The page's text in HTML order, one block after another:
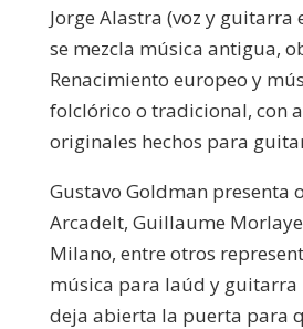
Jorge Alastra (voz y guitarra
se mezcla música antigua,
Renacimiento europeo y
folclórico o tradicional, con
originales hechos para
Gustavo Goldman presenta
Arcadelt, Guillaume Morlaye
Milano, entre otros
música para laúd y guitarra
deja abierta la puerta para